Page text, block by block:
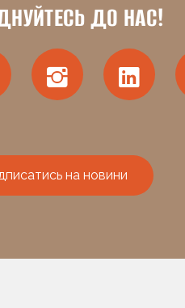
ДО НАС!
на новини